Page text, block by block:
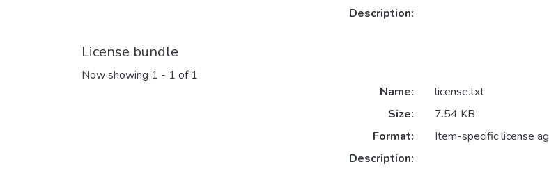
Description:
License bundle
Now showing 1 - 1 of 1
Name:
license.txt
Size:
7.54 KB
Format:
Item-specific license
Description: